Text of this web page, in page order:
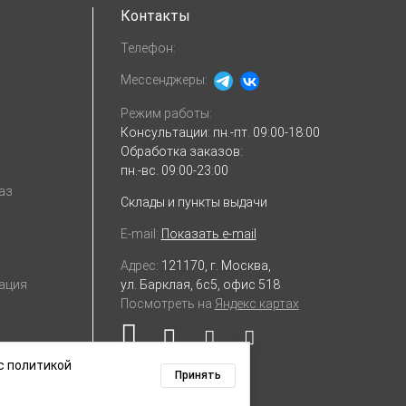
Контакты
Телефон:
Мессенджеры:
Режим работы:
Консультации: пн.-пт. 09:00-18:00
Обработка заказов:
пн.-вс. 09:00-23:00
Склады и пункты выдачи
E-mail: Показать e-mail
Адрес: 121170, г. Москва,
ул. Барклая, 6с5, офис 518
Посмотреть на Яндекс.картах
политикой
Принять